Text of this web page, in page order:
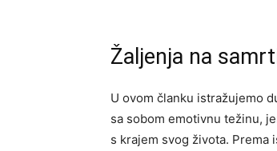
Žaljenja na
U ovom članku istražujemo
sa sobom emotivnu težinu,
s krajem svog života. Prema